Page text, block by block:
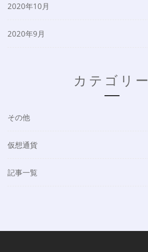
2020年10月
2020年9月
カテゴリー
その他
仮想通貨
記事一覧